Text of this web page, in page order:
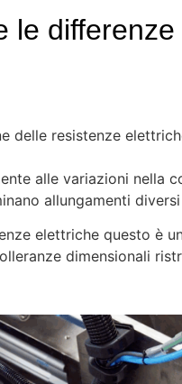
le
delle resistenze
alle variazioni nella
allungamenti
elettriche questo è
dimensionali